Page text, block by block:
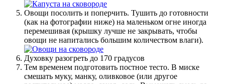
Овощи посолить и поперчить. Тушить до готовности
(как на фотографии ниже) на маленьком огне иногда
перемешивая (крышку лучше не закрывать, чтобы
овощи не напитались большим количеством влаги).
Духовку разогреть до 170 градусов
Тем временем подготовить постное тесто. В миске
смешать муку, манку, оливковое (или другое